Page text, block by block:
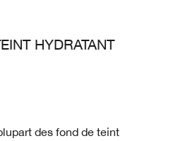
HYDRATANT
des fond de teint